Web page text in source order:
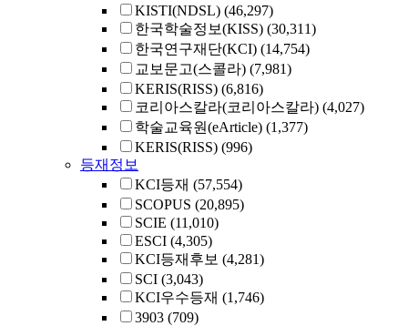
KISTI(NDSL) (46,297)
한국학술정보(KISS) (30,311)
한국연구재단(KCI) (14,754)
교보문고(스콜라) (7,981)
KERIS(RISS) (6,816)
코리아스칼라(코리아스칼라) (4,027)
학술교육원(eArticle) (1,377)
KERIS(RISS) (996)
등재정보
KCI등재 (57,554)
SCOPUS (20,895)
SCIE (11,010)
ESCI (4,305)
KCI등재후보 (4,281)
SCI (3,043)
KCI우수등재 (1,746)
3903 (709)